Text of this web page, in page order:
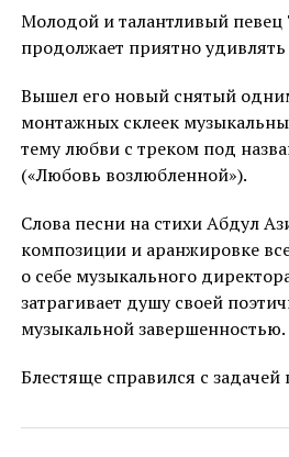
Молодой и талантливый
продолжает приятно
Вышел его новый снятый
монтажных склеек
тему любви с треком под
(«Любовь возлюбленной»).
Слова песни на стихи Абдул
композиции и аранжировке
о себе музыкального
затрагивает душу своей
музыкальной завершенностью.
Блестяще справился с задачей
Тарзан Шамиль. А режиссером